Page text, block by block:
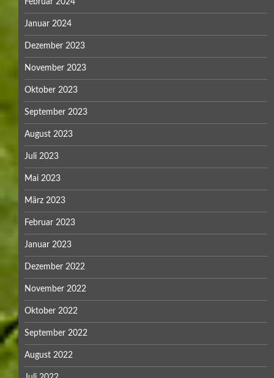
Februar 2024
Januar 2024
Dezember 2023
November 2023
Oktober 2023
September 2023
August 2023
Juli 2023
Mai 2023
März 2023
Februar 2023
Januar 2023
Dezember 2022
November 2022
Oktober 2022
September 2022
August 2022